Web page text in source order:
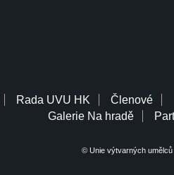
Rada UVU HK Členové
Galerie Na hradě
© Unie výtvarných